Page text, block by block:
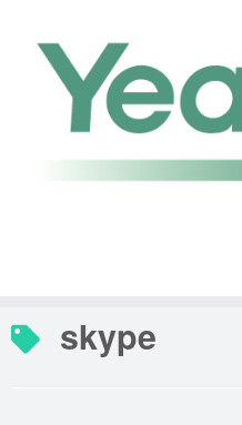
contenido
skype